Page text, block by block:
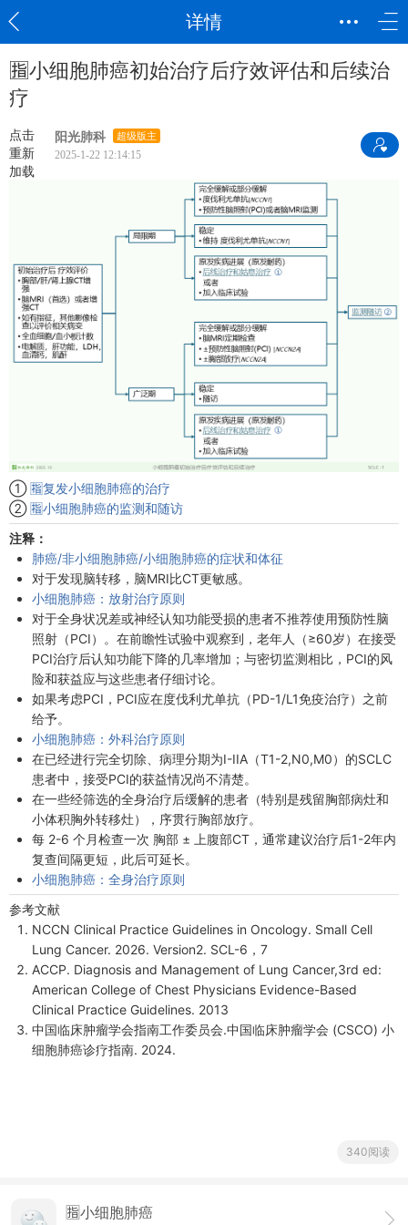
详情
🈯小细胞肺癌初始治疗后疗效评估和后续治
疗
点击
重新
加载
阳光肺科 超级版主
2025-1-22 12:14:15
① 🈯复发小细胞肺癌的治疗
② 🈯小细胞肺癌的监测和随访
注释：
肺癌/非小细胞肺癌/小细胞肺癌的症状和体征
对于发现脑转移，脑MRI比CT更敏感。
小细胞肺癌：放射治疗原则
对于全身状况差或神经认知功能受损的患者不推荐使用预防性脑
照射（PCI）。在前瞻性试验中观察到，老年人（≥60岁）在接受
PCI治疗后认知功能下降的几率增加；与密切监测相比，PCI的风
险和获益应与这些患者仔细讨论。
如果考虑PCI，PCI应在度伐利尤单抗（PD-1/L1免疫治疗）之前
给予。
小细胞肺癌：外科治疗原则
在已经进行完全切除、病理分期为I-IIA（T1-2,N0,M0）的SCLC
患者中，接受PCI的获益情况尚不清楚。
在一些经筛选的全身治疗后缓解的患者（特别是残留胸部病灶和
小体积胸外转移灶），序贯行胸部放疗。
每 2-6 个月检查一次 胸部 ± 上腹部CT，通常建议治疗后1-2年内
复查间隔更短，此后可延长。
小细胞肺癌：全身治疗原则
参考文献
NCCN Clinical Practice Guidelines in Oncology. Small Cell
Lung Cancer. 2026. Version2. SCL-6，7
ACCP. Diagnosis and Management of Lung Cancer,3rd ed:
American College of Chest Physicians Evidence-Based
Clinical Practice Guidelines. 2013
中国临床肿瘤学会指南工作委员会.中国临床肿瘤学会 (CSCO) 小
细胞肺癌诊疗指南. 2024.
340阅读
🈯小细胞肺癌